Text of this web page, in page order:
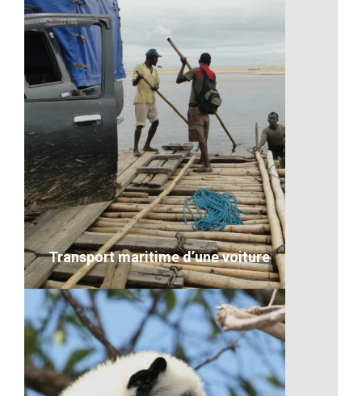
Bonne année 2017
VOIR LE DÉTAIL
Transport maritime d’une voiture